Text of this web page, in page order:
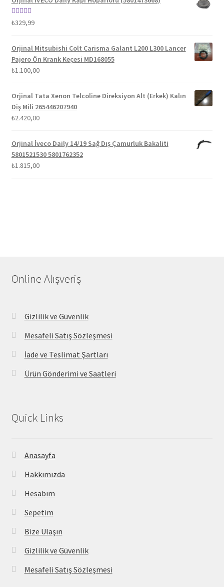
5 üzerinden
₺329,99
Orjinal Mitsubishi Colt Carisma Galant L200 L300 Lancer
Pajero Ön Krank Keçesi MD168055
₺1.100,00
Orjinal Tata Xenon Telcoline Direksiyon Alt (Erkek) Kalın
Diş Mili 265446207940
₺2.420,00
Orjinal İveco Daily 14/19 Sağ Dış Çamurluk Bakaliti
5801521530 5801762352
₺1.815,00
Online Alışveriş
Gizlilik ve Güvenlik
Mesafeli Satış Sözleşmesi
İade ve Teslimat Şartları
Ürün Gönderimi ve Saatleri
Quick Links
Anasayfa
Hakkımızda
Hesabım
Sepetim
Bize Ulaşın
Gizlilik ve Güvenlik
Mesafeli Satış Sözleşmesi